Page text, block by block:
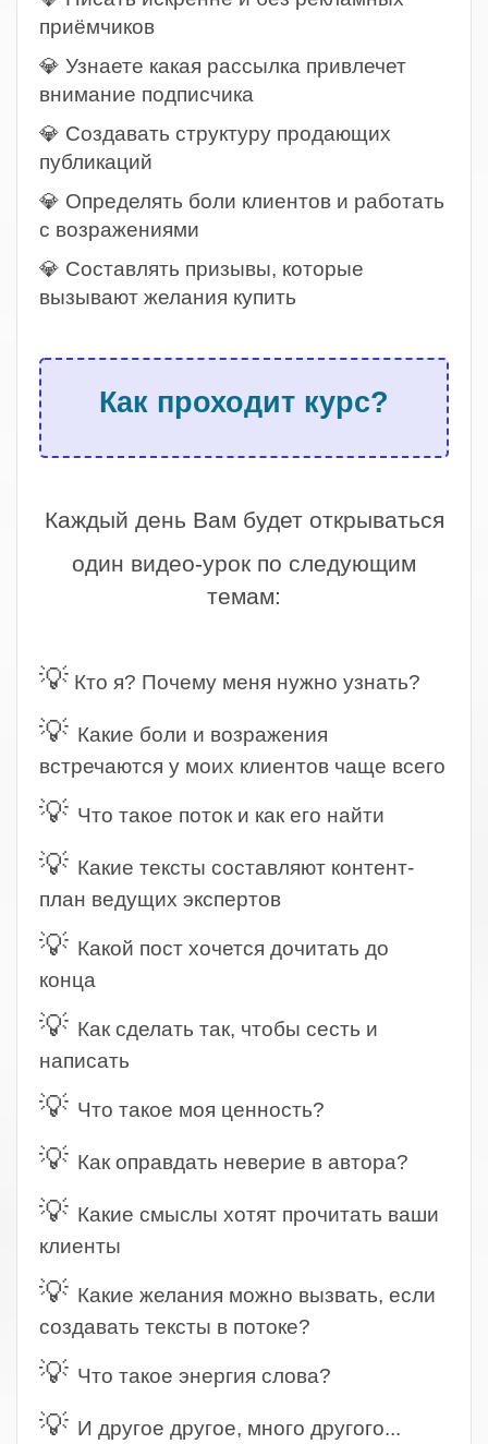
приёмчиков
💎 Узнаете какая рассылка привлечет
внимание подписчика
💎 Создавать структуру продающих
публикаций
💎 Определять боли клиентов и работать
с возражениями
💎 Составлять призывы, которые
вызывают желания купить
Как проходит курс?
Каждый день Вам будет открываться
один видео-урок по следующим
темам:
💡 Кто я? Почему меня нужно узнать?
💡 Какие боли и возражения
встречаются у моих клиентов чаще всего
💡 Что такое поток и как его найти
💡 Какие тексты составляют контент-
план ведущих экспертов
💡 Какой пост хочется дочитать до
конца
💡 Как сделать так, чтобы сесть и
написать
💡 Что такое моя ценность?
💡 Как оправдать неверие в автора?
💡 Какие смыслы хотят прочитать ваши
клиенты
💡 Какие желания можно вызвать, если
создавать тексты в потоке?
💡 Что такое энергия слова?
💡 И другое другое, много другого...